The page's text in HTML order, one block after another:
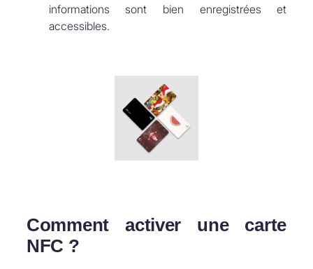
informations sont bien enregistrées et
accessibles.
Comment activer une carte
NFC ?